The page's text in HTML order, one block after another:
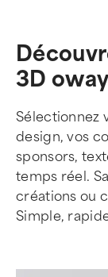
3D
Sélectionnez
design, vos
sponsors,
temps réel.
créations ou
Simple,